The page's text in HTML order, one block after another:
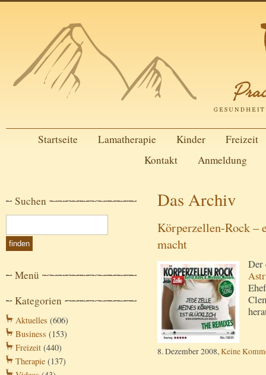
Startseite Lamatherapie Kinder
Freizeit
Kontakt
Anmeldung
Suchen
Menü
Kategorien
Aktuelles (606)
Business (153)
Freizeit (440)
Therapie (137)
Das Archiv
Körperzellen-Rock –
macht
Der
8. Dezember 2008,Keine